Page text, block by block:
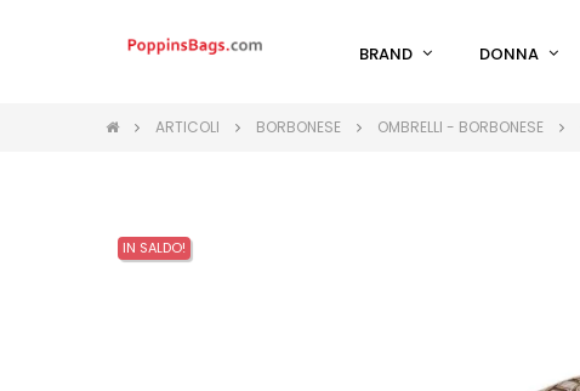
BRAND DONNA
ARTICOLI BORBONESE OMBRELLI - BORBONESE
IN SALDO!